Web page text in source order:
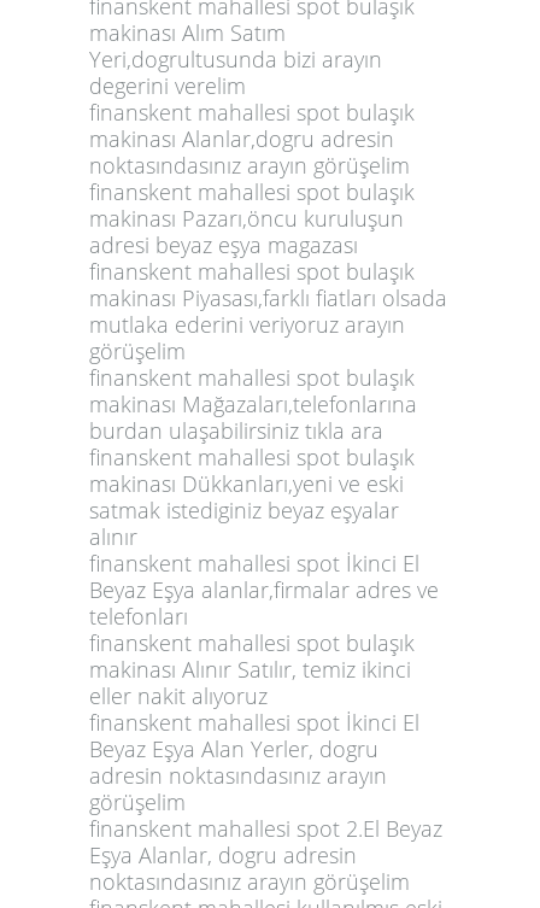
makinası Alım Satım
Yeri,dogrultusunda bizi arayın
degerini verelim
finanskent mahallesi spot bulaşık
makinası Alanlar,dogru adresin
noktasındasınız arayın görüşelim
finanskent mahallesi spot bulaşık
makinası Pazarı,öncu kuruluşun
adresi beyaz eşya magazası
finanskent mahallesi spot bulaşık
makinası Piyasası,farklı fiatları olsada
mutlaka ederini veriyoruz arayın
görüşelim
finanskent mahallesi spot bulaşık
makinası Mağazaları,telefonlarına
burdan ulaşabilirsiniz tıkla ara
finanskent mahallesi spot bulaşık
makinası Dükkanları,yeni ve eski
satmak istediginiz beyaz eşyalar
alınır
finanskent mahallesi spot İkinci El
Beyaz Eşya alanlar,firmalar adres ve
telefonları
finanskent mahallesi spot bulaşık
makinası Alınır Satılır, temiz ikinci
eller nakit alıyoruz
finanskent mahallesi spot İkinci El
Beyaz Eşya Alan Yerler, dogru
adresin noktasındasınız arayın
görüşelim
finanskent mahallesi spot 2.El Beyaz
Eşya Alanlar, dogru adresin
noktasındasınız arayın görüşelim